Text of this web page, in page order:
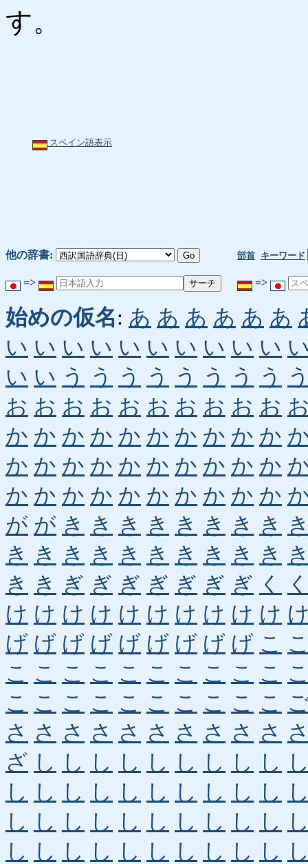
す。
スペイン語表示
他の辞書: 部首 キーワード
=> =>
始めの仮名: あ あ あ あ あ あ
い い い い い い い い い い
い い う う う う う う う う
お お お お お お お お お お
か か か か か か か か か か
か か か か か か か か か か
か か か か か か か か か か
が が き き き き き き き き
き き き き き き き き き き
き き ぎ ぎ ぎ ぎ ぎ ぎ ぎ く
け け け け け け け け け け
げ げ げ げ げ げ げ げ げ こ
こ こ こ こ こ こ こ こ こ こ
こ こ こ こ こ こ こ こ こ こ
さ さ さ さ さ さ さ さ さ さ
ざ し し し し し し し し し
し し し し し し し し し し
し し し し し し し し し し
し し し し し し し し し し